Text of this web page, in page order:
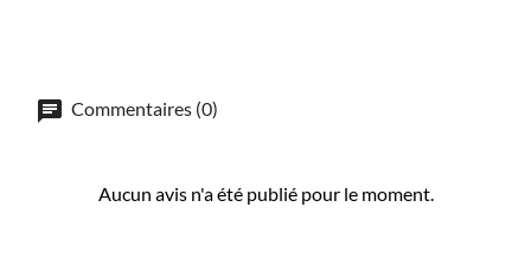
Commentaires (0)
Aucun avis n'a été publié pour le moment.